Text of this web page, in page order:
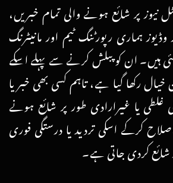
نیوز پر شائع ہونے والی تمام خبریں،
ہماری رپورٹنگ ٹیم اور مانیٹرنگ
ہیں۔ ان کو پبلش کرنے سے پہلے اسکے
خیال رکھا گیا ہے، تاہم کسی بھی خبر یا
غلطی یا غیرارادی طور پر شائع ہونے
کرکے اسکی تردید یا درستگی فوری
کردی جاتی ہے۔